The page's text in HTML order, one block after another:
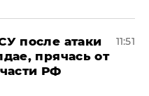
после атаки
прячась от
РФ
11:51